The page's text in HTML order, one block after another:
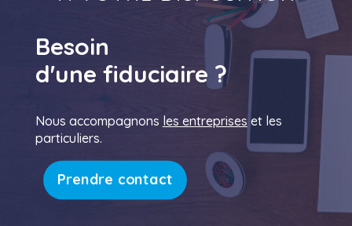
Besoin
d'une fiduciaire ?
Nous accompagnons les entreprises et les
particuliers.
Prendre contact